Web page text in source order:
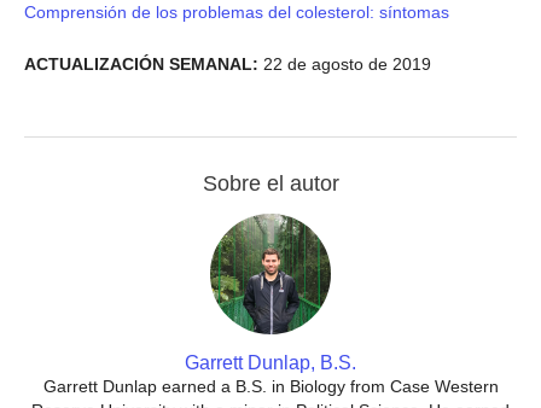
Comprensión de los problemas del colesterol: síntomas
ACTUALIZACIÓN SEMANAL: 22 de agosto de 2019
Sobre el autor
Garrett Dunlap, B.S.
Garrett Dunlap earned a B.S. in Biology from Case Western